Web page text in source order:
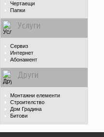
Чертаещи
Папки
Услуги
Сервиз
Интернет
Абонамент
Други
Монтажни елементи
Строителство
Дом Градина
Битови